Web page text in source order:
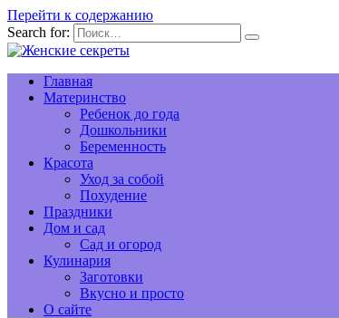
Перейти к содержанию
Search for:
Главная
Материнство
Ребенок до года
Дошкольники
Беременность
Красота
Уход за собой
Похудение
Праздники
Дом и сад
Сад и огород
Кулинария
Заготовки
Вкусно и просто
О сайте